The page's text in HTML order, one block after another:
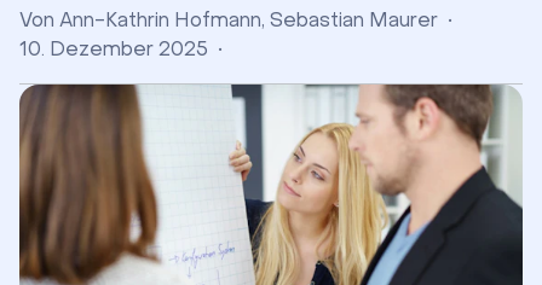
Von Ann-Kathrin Hofmann, Sebastian Maurer •
10. Dezember 2025 •